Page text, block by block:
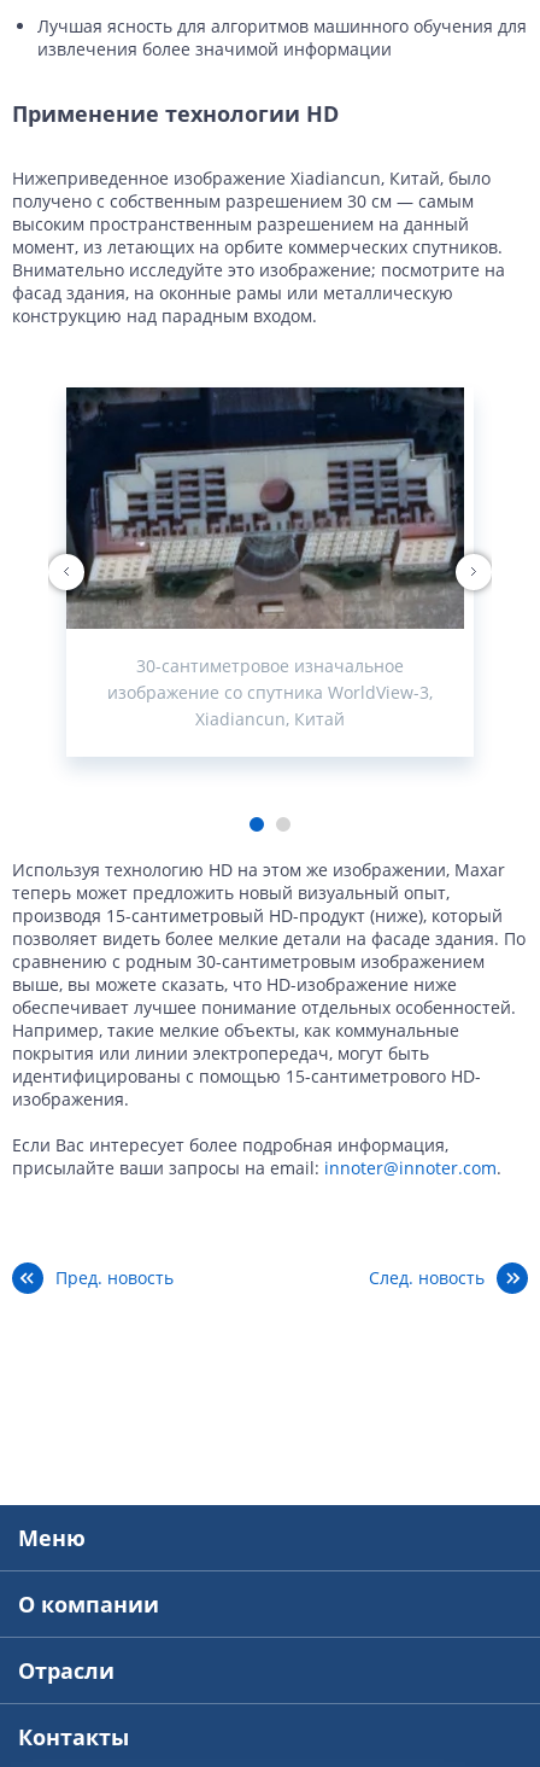
Лучшая ясность для алгоритмов машинного обучения для
извлечения более значимой информации
Применение технологии HD
Нижеприведенное изображение Xiadiancun, Китай, было
получено с собственным разрешением 30 см — самым
высоким пространственным разрешением на данный
момент, из летающих на орбите коммерческих спутников.
Внимательно исследуйте это изображение; посмотрите на
фасад здания, на оконные рамы или металлическую
конструкцию над парадным входом.
30-сантиметровое изначальное
изображение со спутника WorldView-3,
Xiadiancun, Китай
Используя технологию HD на этом же изображении, Maxar
теперь может предложить новый визуальный опыт,
производя 15-сантиметровый HD-продукт (ниже), который
позволяет видеть более мелкие детали на фасаде здания. По
сравнению с родным 30-сантиметровым изображением
выше, вы можете сказать, что HD-изображение ниже
обеспечивает лучшее понимание отдельных особенностей.
Например, такие мелкие объекты, как коммунальные
покрытия или линии электропередач, могут быть
идентифицированы с помощью 15-сантиметрового HD-
изображения.
Если Вас интересует более подробная информация,
присылайте ваши запросы на email: innoter@innoter.com.
Пред. новость След. новость
Меню
О компании
Отрасли
Контакты